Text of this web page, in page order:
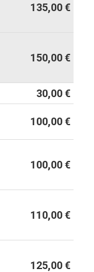
135,00 €
150,00 €
30,00 €
100,00 €
100,00 €
110,00 €
125,00 €